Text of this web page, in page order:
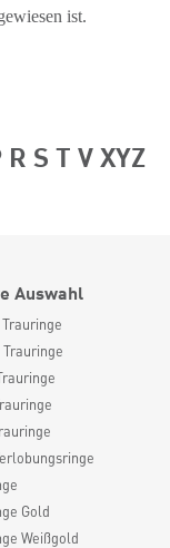
ist.
RSTVXYZ
Auswahl
Gold
Weißgold